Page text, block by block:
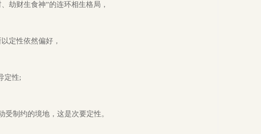
劫财生食神”的连环相生格局，
定性依然偏好，
定性;
制约的境地，这是次要定性。